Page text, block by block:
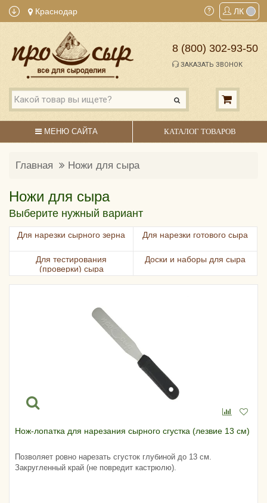
Краснодар ЛК
8 (800) 302-93-50
ЗАКАЗАТЬ ЗВОНОК
МЕНЮ САЙТА КАТАЛОГ ТОВАРОВ
Главная Ножи для сыра
Ножи для сыра
Выберите нужный вариант
Для нарезки сырного зерна Для нарезки готового сыра
Для тестирования
(проверки) сыра
Доски и наборы для сыра
Нож-лопатка для нарезания сырного сгустка (лезвие 13 см)
Позволяет ровно нарезать сгусток глубиной до 13 см.
Закругленный край (не повредит кастрюлю).